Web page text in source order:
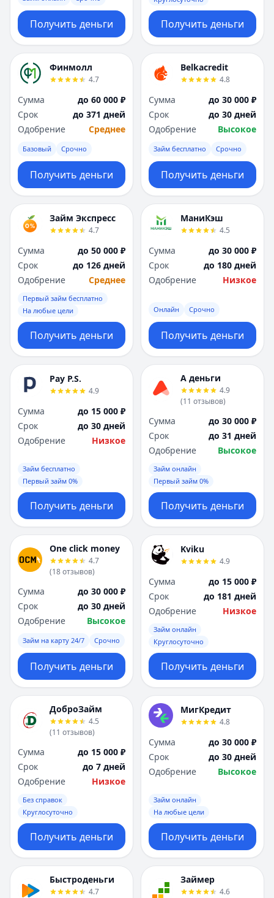
Получить деньги Получить деньги
Финмолл
4.7
Сумма
до 60 000 ₽
Срок
до 371 дней
Одобрение
Среднее
Базовый Срочно
Получить деньги
Belkacredit
4.8
Сумма
до 30 000 ₽
Срок
до 30 дней
Одобрение
Высокое
Займ бесплатно Срочно
Получить деньги
Займ Экспресс
4.7
Сумма
до 50 000 ₽
Срок
до 126 дней
Одобрение
Среднее
Первый займ бесплатно
На любые цели
Получить деньги
МаниКэш
4.5
Сумма
до 30 000 ₽
Срок
до 180 дней
Одобрение
Низкое
Онлайн Срочно
Получить деньги
Pay P.S.
4.9
Сумма
до 15 000 ₽
Срок
до 30 дней
Одобрение
Низкое
Займ бесплатно
Первый займ 0%
Получить деньги
А деньги
4.9
(11 отзывов)
Сумма
до 30 000 ₽
Срок
до 31 дней
Одобрение
Высокое
Займ онлайн
Первый займ 0%
Получить деньги
One click money
4.7
(18отзывов)
Сумма
до 30 000 ₽
Срок
до 30 дней
Одобрение
Высокое
Займ на карту 24/7 Срочно
Получить деньги
Kviku
4.9
Сумма
до 15 000 ₽
Срок
до 181 дней
Одобрение
Низкое
Займ онлайн
Круглосуточно
Получить деньги
ДоброЗайм
4.5
(11 отзывов)
Сумма
до 15 000 ₽
Срок
до 7 дней
Одобрение
Низкое
Без справок
Круглосуточно
Получить деньги
МигКредит
4.8
Сумма
до 30 000 ₽
Срок
до 30 дней
Одобрение
Высокое
Займ онлайн
На любые цели
Получить деньги
Быстроденьги
4.7
Займер
4.6